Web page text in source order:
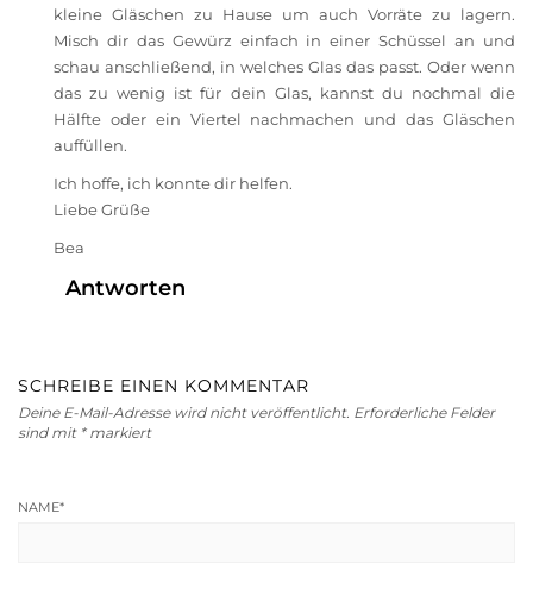
kleine Gläschen zu Hause um auch Vorräte zu lagern.
Misch dir das Gewürz einfach in einer Schüssel an und
schau anschließend, in welches Glas das passt. Oder wenn
das zu wenig ist für dein Glas, kannst du nochmal die
Hälfte oder ein Viertel nachmachen und das Gläschen
auffüllen.
Ich hoffe, ich konnte dir helfen.
Liebe Grüße
Bea
Antworten
SCHREIBE EINEN KOMMENTAR
Deine E-Mail-Adresse wird nicht veröffentlicht. Erforderliche Felder
sind mit *markiert
NAME*